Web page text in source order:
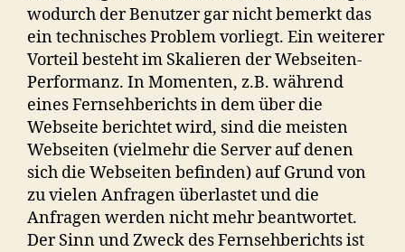
wodurch der Benutzer gar nicht bemerkt das
ein technisches Problem vorliegt. Ein weiterer
Vorteil besteht im Skalieren der Webseiten-
Performanz. In Momenten, z.B. während
eines Fernsehberichts in dem über die
Webseite berichtet wird, sind die meisten
Webseiten (vielmehr die Server auf denen
sich die Webseiten befinden) auf Grund von
zu vielen Anfragen überlastet und die
Anfragen werden nicht mehr beantwortet.
Der Sinn und Zweck des Fernsehberichts ist